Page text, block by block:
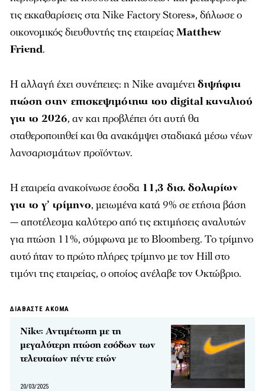
τις εκκαθαρίσεις στα Nike Factory Stores», δήλωσε ο
οικονομικός διευθυντής της εταιρείαςMatthew
Friend.
Η αλλαγή έχει συνέπειες: η Nike αναμένειδιψήφια
πτώση στην επισκεψιμότητα του digital καναλιού
για το 2026, αν και προβλέπει ότι αυτή θα
σταθεροποιηθεί και θα ανακάμψει σταδιακά μέσω νέων
λανσαρισμάτων προϊόντων.
Η εταιρεία ανακοίνωσε έσοδα 11,3 δισ. δολαρίων
για το γ’ τρίμηνο, μειωμένα κατά 9% σε ετήσια βάση
— αποτέλεσμα καλύτερο από τις εκτιμήσεις αναλυτών
για πτώση 11%, σύμφωνα με το Bloomberg. Το τρίμηνο
αυτό ήταν το πρώτο πλήρες τρίμηνο με τον Hill στο
τιμόνι της εταιρείας, ο οποίος ανέλαβε τον Οκτώβριο.
ΔΙΑΒΑΣΤΕ ΑΚΟΜΑ
Nike: Αντιμέτωπη με τη
μεγαλύτερη πτώση εσόδων των
τελευταίων πέντε ετών
20/03/2025